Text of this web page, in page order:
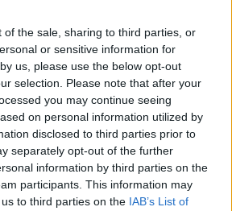
of the sale, sharing to third parties, or
or sensitive information for
us, please use the below opt-out
selection. Please note that after your
you may continue seeing
on personal information utilized by
disclosed to third parties prior to
separately opt-out of the further
information by third parties on the
participants. This information may
to third parties on the IAB’s List of
2026Október 21-én jön a Portfolio
ahol a piac vezető szakértőivel
befektetőket leginkább foglalkoztató
az AI-rali, kik lehetnek a
mire számíthatunk a részvény-,
és kriptopiacokon, és hogyan
egy gyorsan változó...